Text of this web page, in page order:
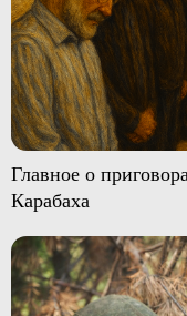
Главное о
Карабаха